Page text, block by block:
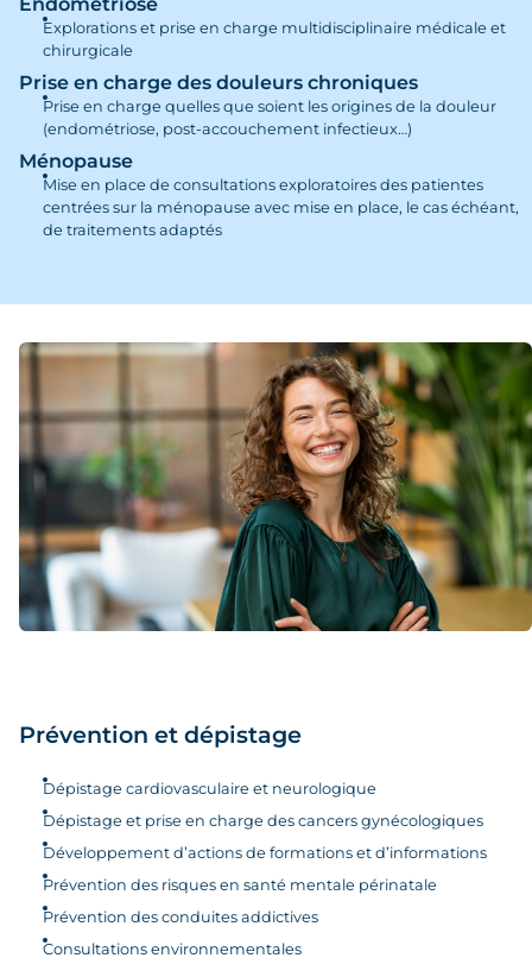
Explorations et prise en charge multidisciplinaire médicale et
chirurgicale
Prise en charge des douleurs chroniques
Prise en charge quelles que soient les origines de la douleur
(endométriose, post-accouchement infectieux…)
Ménopause
Mise en place de consultations exploratoires des patientes
centrées sur la ménopause avec mise en place, le cas échéant,
de traitements adaptés
Prévention et dépistage
Dépistage cardiovasculaire et neurologique
Dépistage et prise en charge des cancers gynécologiques
Développement d’actions de formations et d’informations
Prévention des risques en santé mentale périnatale
Prévention des conduites addictives
Consultations environnementales